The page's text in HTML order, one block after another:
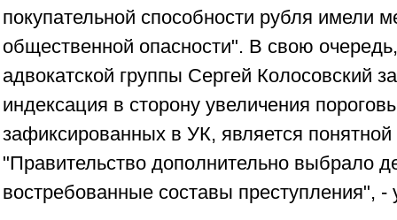
покупательной способности рубля имели
общественной опасности". В свою
адвокатской группы Сергей Колосовский
индексация в сторону увеличения
зафиксированных в УК, является понятной
"Правительство дополнительно выбрало
востребованные составы преступления", -